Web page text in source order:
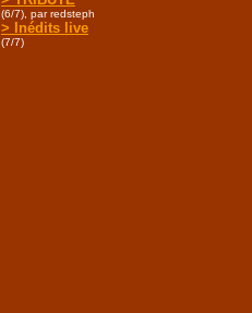
(6/7), par redsteph
> Inédits live
(7/7)